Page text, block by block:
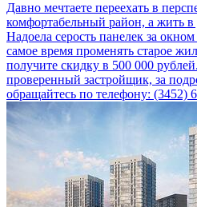
Давно мечтаете переехать в
комфортабельный район, а жить в
Надоела серость панелек за
самое время променять старое
получите скидку в 500 000
проверенный застройщик, за
обращайтесь по телефону: (3452)